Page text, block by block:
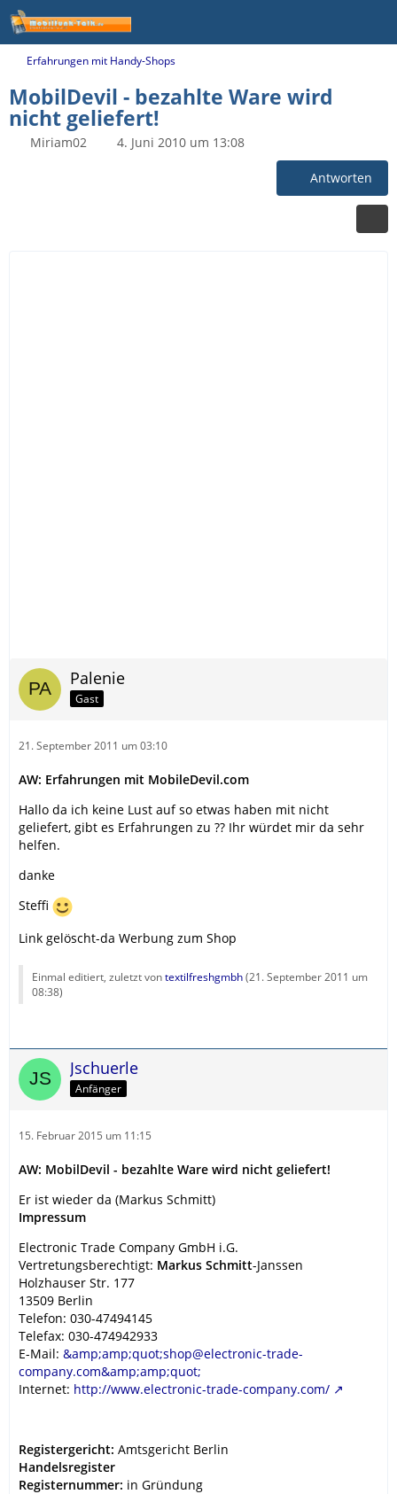
Erfahrungen mit Handy-Shops
MobilDevil - bezahlte Ware wird
nicht geliefert!
Miriam02 4. Juni 2010 um 13:08
Antworten
Palenie
Gast
21. September 2011 um 03:10
AW: Erfahrungen mit MobileDevil.com
Hallo da ich keine Lust auf so etwas haben mit nicht
geliefert, gibt es Erfahrungen zu ?? Ihr würdet mir da sehr
helfen.
danke
Steffi
Link gelöscht-da Werbung zum Shop
Einmal editiert, zuletzt vontextilfreshgmbh(21. September 2011 um
08:38)
Jschuerle
Anfänger
15. Februar 2015 um 11:15
AW: MobilDevil - bezahlte Ware wird nicht geliefert!
Er ist wieder da (Markus Schmitt)
Impressum
Electronic Trade Company GmbH i.G.
Vertretungsberechtigt: Markus Schmitt-Janssen
Holzhauser Str. 177
13509 Berlin
Telefon: 030-47494145
Telefax: 030-474942933
E-Mail: &amp;amp;quot;shop@electronic-trade-
company.com&amp;amp;quot;
Internet: http://www.electronic-trade-company.com/
Registergericht: Amtsgericht Berlin
Handelsregister
Registernummer: in Gründung